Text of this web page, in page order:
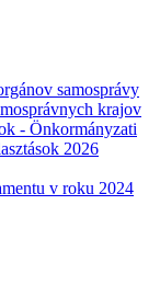
samosprávy
krajov
- Önkormányzati
2026
v roku 2024